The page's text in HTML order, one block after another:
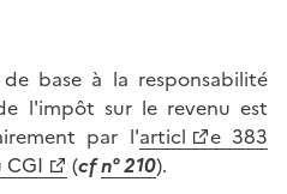
base à la responsabilité
l'impôt sur le revenu est
par l'articl
e 383
CGI
(cfn° 210).